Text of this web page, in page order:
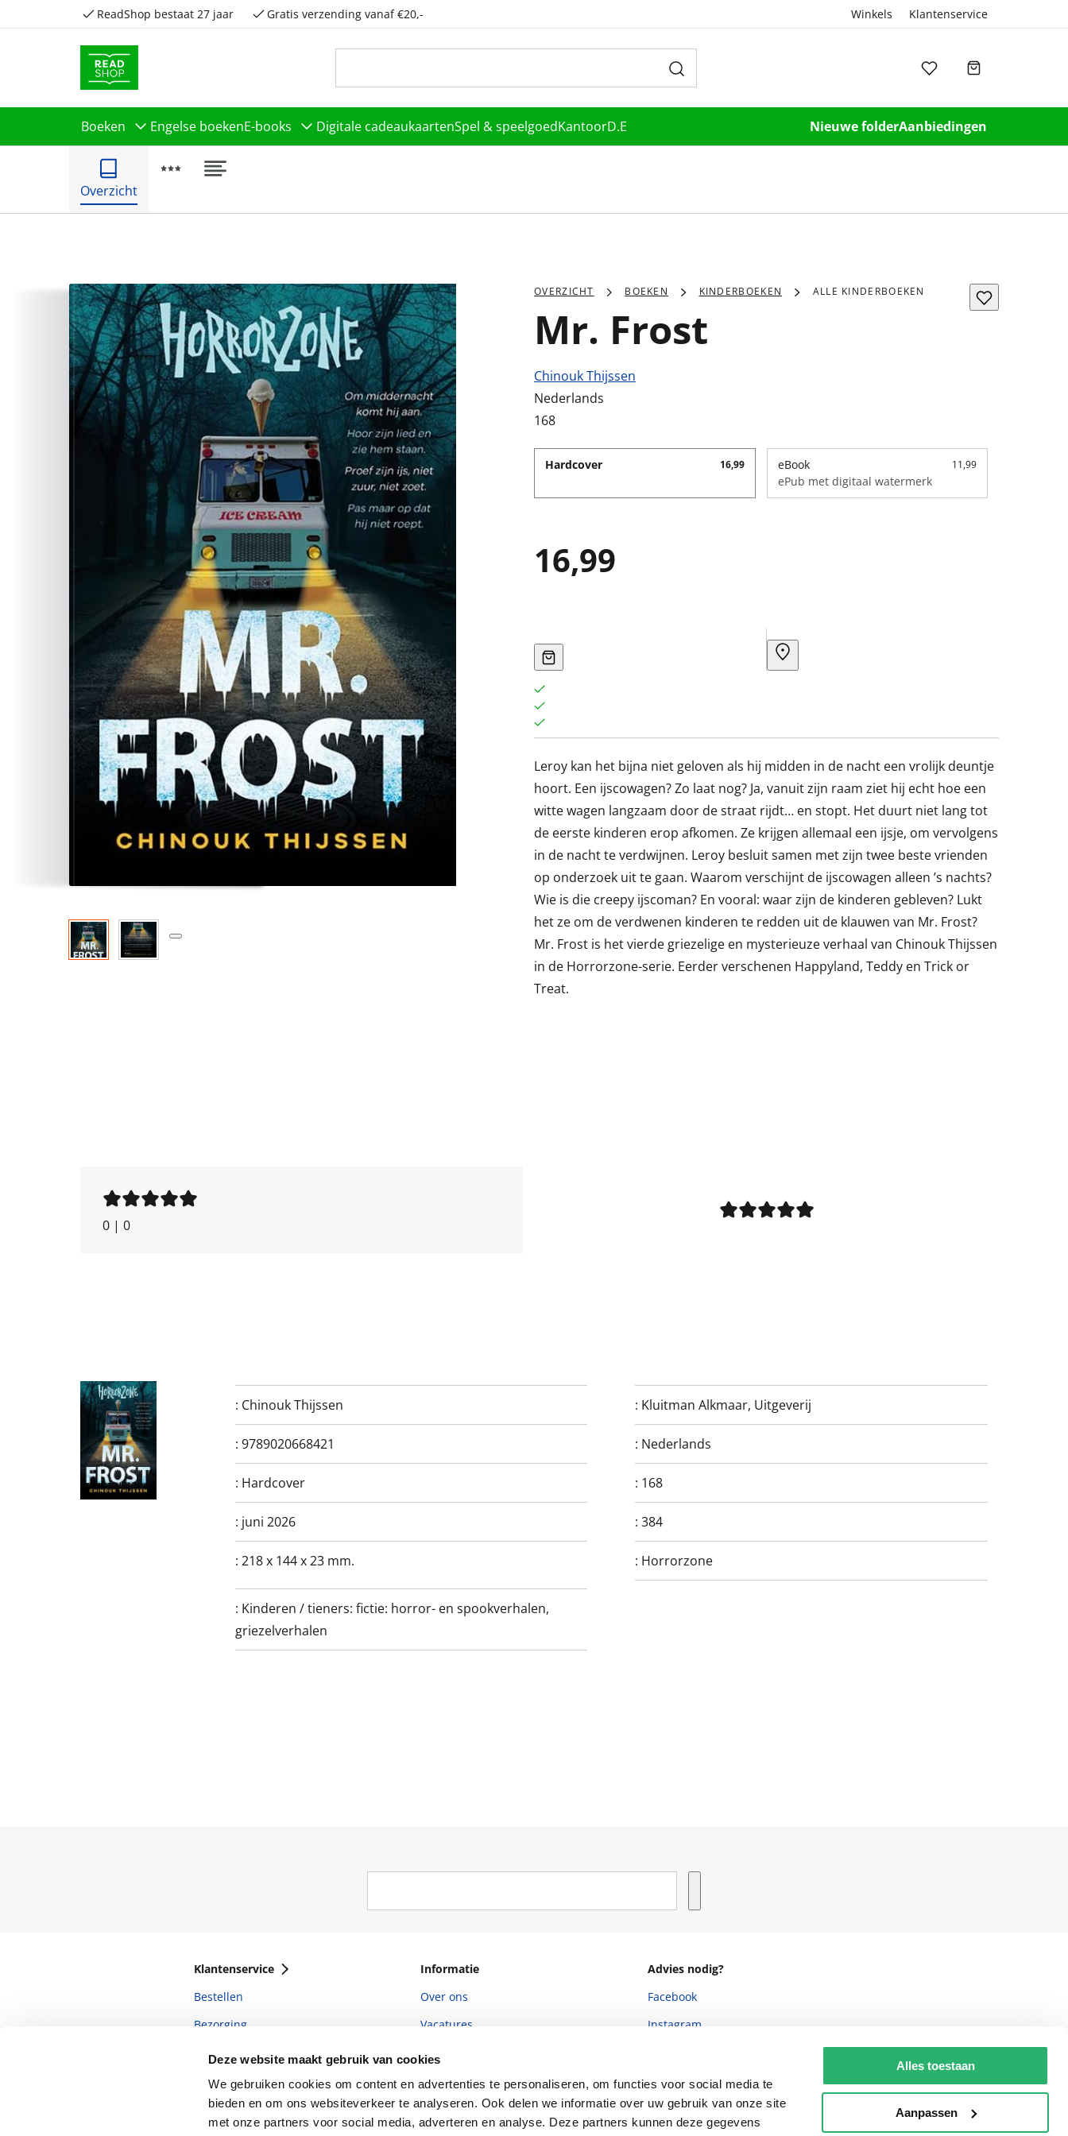
Deze website maakt gebruik van cookies
We gebruiken cookies om content en advertenties te personaliseren, om functies voor social media te
bieden en om ons websiteverkeer te analyseren. Ook delen we informatie over uw gebruik van onze site
met onze partners voor social media, adverteren en analyse. Deze partners kunnen deze gegevens
Alles toestaan
Aanpassen
ReadShop bestaat 27 jaar Gratis verzending vanaf €20,- Winkels Klantenservice
Boeken Engelse boekenE-books Digitale cadeaukaartenSpel & speelgoedKantoorD.E Nieuwe folderAanbiedingen
Overzicht
OVERZICHT BOEKEN KINDERBOEKEN ALLE KINDERBOEKEN
Mr. Frost
Chinouk Thijssen
Nederlands
168
Hardcover 16,99 eBook 11,99
ePub met digitaal watermerk
16,99
Leroy kan het bijna niet geloven als hij midden in de nacht een vrolijk deuntje
hoort. Een ijscowagen? Zo laat nog? Ja, vanuit zijn raam ziet hij echt hoe een
witte wagen langzaam door de straat rijdt… en stopt. Het duurt niet lang tot
de eerste kinderen erop afkomen. Ze krijgen allemaal een ijsje, om vervolgens
in de nacht te verdwijnen. Leroy besluit samen met zijn twee beste vrienden
op onderzoek uit te gaan. Waarom verschijnt de ijscowagen alleen ’s nachts?
Wie is die creepy ijscoman? En vooral: waar zijn de kinderen gebleven? Lukt
het ze om de verdwenen kinderen te redden uit de klauwen van Mr. Frost?
Mr. Frost is het vierde griezelige en mysterieuze verhaal van Chinouk Thijssen
in de Horrorzone-serie. Eerder verschenen Happyland, Teddy en Trick or
Treat.
0 | 0
: Chinouk Thijssen : Kluitman Alkmaar, Uitgeverij
: 9789020668421 : Nederlands
: Hardcover : 168
: juni 2026 :384
: 218 x 144 x 23 mm. : Horrorzone
: Kinderen / tieners: fictie: horror- en spookverhalen,
griezelverhalen
Klantenservice
Bestellen
Bezorging
Betalen
Retourneren
Veelgestelde vragen
Informatie
Over ons
Vacatures
Winkels en openingstijden
Cadeaukaart
Ondernemer worden
Advies nodig?
Facebook
Instagram
088 - 133 84 32